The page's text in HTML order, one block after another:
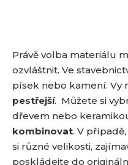
Právě volba materiálu
ozvláštnit. Ve
písek nebo kamení. Vy
pestřejší. Můžete si
dřevem nebo
kombinovat. V
si různé velikosti,
poskládejte do